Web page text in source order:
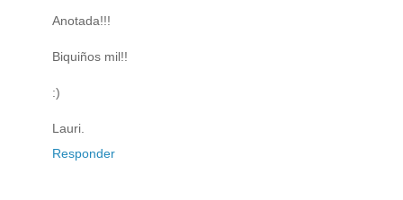
Anotada!!!
Biquiños mil!!
:)
Lauri.
Responder